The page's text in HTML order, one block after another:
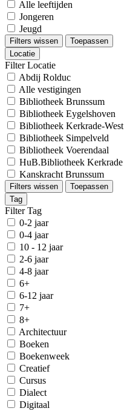
Alle leeftijden
Jongeren
Jeugd
Filters wissen
Toepassen
Locatie
Filter Locatie
Abdij Rolduc
Alle vestigingen
Bibliotheek Brunssum
Bibliotheek Eygelshoven
Bibliotheek Kerkrade-West
Bibliotheek Simpelveld
Bibliotheek Voerendaal
HuB.Bibliotheek Kerkrade
Kanskracht Brunssum
Filters wissen
Toepassen
Tag
Filter Tag
0-2 jaar
0-4 jaar
10 - 12 jaar
2-6 jaar
4-8 jaar
6+
6-12 jaar
7+
8+
Architectuur
Boeken
Boekenweek
Creatief
Cursus
Dialect
Digitaal